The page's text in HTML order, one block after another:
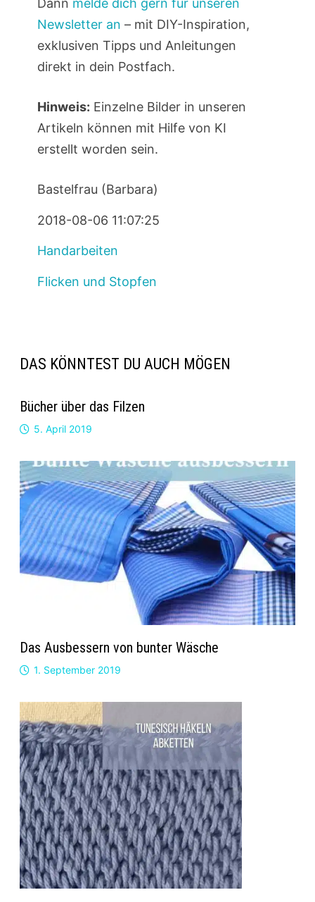
Dann melde dich gern für unseren
Newsletter an – mit DIY-Inspiration,
exklusiven Tipps und Anleitungen
direkt in dein Postfach.
Hinweis: Einzelne Bilder in unseren
Artikeln können mit Hilfe von KI
erstellt worden sein.
Bastelfrau (Barbara)
2018-08-06 11:07:25
Handarbeiten
Flicken und Stopfen
DAS KÖNNTEST DU AUCH MÖGEN
Bücher über das Filzen
5. April 2019
Das Ausbessern von bunter Wäsche
1. September 2019